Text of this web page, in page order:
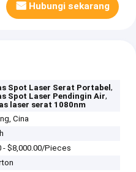
Hubungi sekarang
Spot Laser Serat Portabel,
Spot Laser Pendingin Air,
laser serat 1080nm
Cina
- $8,000.00/Pieces